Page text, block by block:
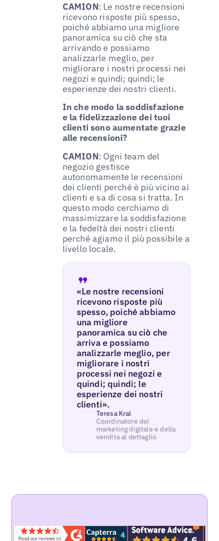
CAMION: Le nostre recensioni
ricevono risposte più spesso,
poiché abbiamo una migliore
panoramica su ciò che sta
arrivando e possiamo
analizzarle meglio, per
migliorare i nostri processi nei
negozi e quindi; quindi; le
esperienze dei nostri clienti.
In che modo la soddisfazione
e la fidelizzazione dei tuoi
clienti sono aumentate grazie
alle recensioni?
CAMION: Ogni team del
negozio gestisce
autonomamente le recensioni
dei clienti perché è più vicino ai
clienti e sa di cosa si tratta. In
questo modo cerchiamo di
massimizzare la soddisfazione
e la fedeltà dei nostri clienti
perché agiamo il più possibile a
livello locale.
«Le nostre recensioni
ricevono risposte più
spesso, poiché abbiamo
una migliore
panoramica su ciò che
arriva e possiamo
analizzarle meglio, per
migliorare i nostri
processi nei negozi e
quindi; quindi; le
esperienze dei nostri
clienti».
Teresa Kral
Coordinatore del
marketing digitale e della
vendita al dettaglio